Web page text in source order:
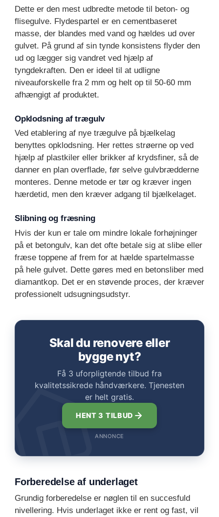
Dette er den mest udbredte metode til beton- og
flisegulve. Flydespartel er en cementbaseret
masse, der blandes med vand og hældes ud over
gulvet. På grund af sin tynde konsistens flyder den
ud og lægger sig vandret ved hjælp af
tyngdekraften. Den er ideel til at udligne
niveauforskelle fra 2 mm og helt op til 50-60 mm
afhængigt af produktet.
Opklodsning af trægulv
Ved etablering af nye trægulve på bjælkelag
benyttes opklodsning. Her rettes strøerne op ved
hjælp af plastkiler eller brikker af krydsfiner, så de
danner en plan overflade, før selve gulvbrædderne
monteres. Denne metode er tør og kræver ingen
hærdetid, men den kræver adgang til bjælkelaget.
Slibning og fræsning
Hvis der kun er tale om mindre lokale forhøjninger
på et betongulv, kan det ofte betale sig at slibe eller
fræse toppene af frem for at hælde spartelmasse
på hele gulvet. Dette gøres med en betonsliber med
diamantkop. Det er en støvende proces, der kræver
professionelt udsugningsudstyr.
Skal du renovere eller
bygge nyt?
Få 3 uforpligtende tilbud fra
kvalitetssikrede håndværkere. Tjenesten
er helt gratis.
HENT 3 TILBUD
ANNONCE
Forberedelse af underlaget
Grundig forberedelse er nøglen til en succesfuld
nivellering. Hvis underlaget ikke er rent og fast, vil